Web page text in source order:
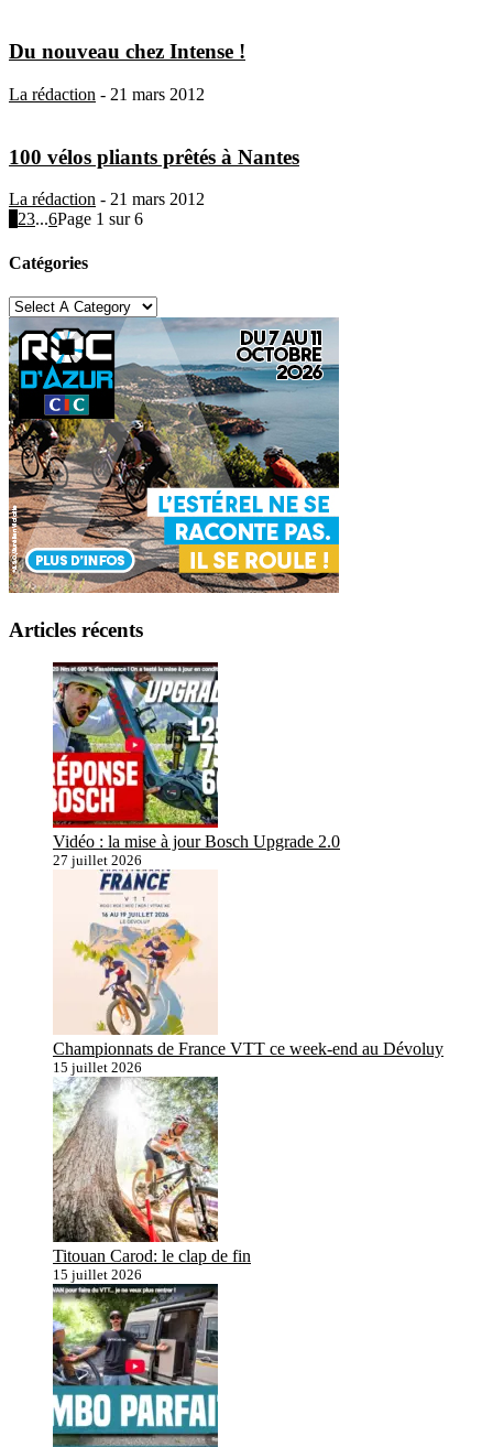
Du nouveau chez Intense !
La rédaction - 21 mars 2012
100 vélos pliants prêtés à Nantes
La rédaction - 21 mars 2012
23...6Page 1 sur 6
Catégories
Articles récents
Vidéo : la mise à jour Bosch Upgrade 2.0
27 juillet 2026
Championnats de France VTT ce week-end au Dévoluy
15 juillet 2026
Titouan Carod: le clap de fin
15 juillet 2026